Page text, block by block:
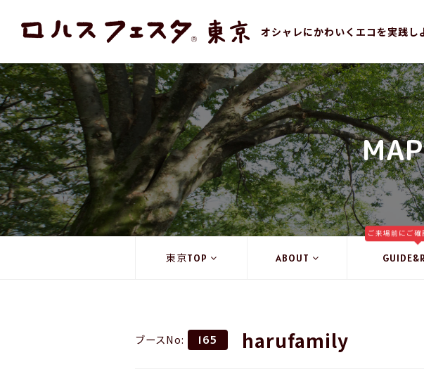
オシャレにかわいくエコを実践し
東京TOP ABOUT
ご来場前にご確
ブースNo: 165 harufamily